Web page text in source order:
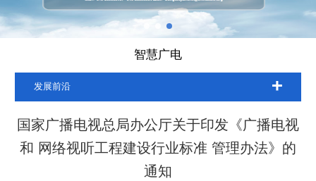
智慧广电
发展前沿
国家广播电视总局办公厅关于印发《广播电视
和 网络视听工程建设行业标准 管理办法》的
通知